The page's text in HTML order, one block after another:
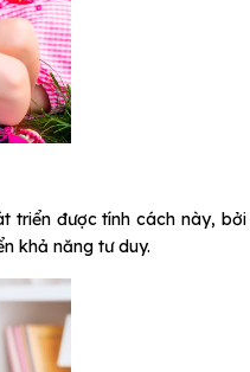
triển được tính cách này,
khả năng tư duy.